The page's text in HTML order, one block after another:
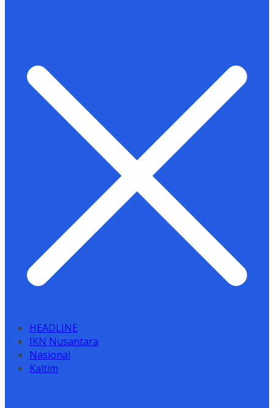
HEADLINE
IKN Nusantara
Nasional
Kaltim